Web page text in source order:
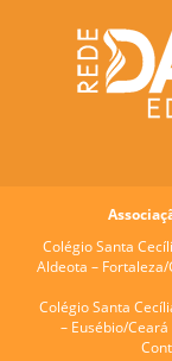
Colégio Santa
Aldeota –
Colégio Santa
– Eusébio/